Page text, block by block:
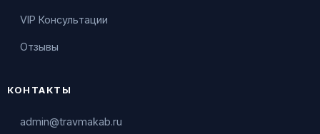
VIP Консультации
Отзывы
КОНТАКТЫ
admin@travmakab.ru